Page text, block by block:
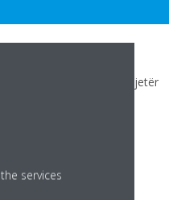
ose përmes telefonit tjetër
services